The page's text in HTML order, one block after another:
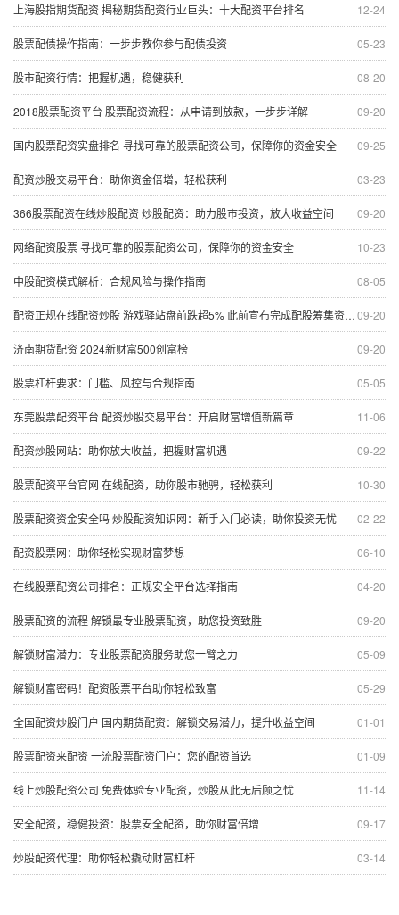
12-24
上海股指期货配资 揭秘期货配资行业巨头：十大配资平台排名
05-23
股票配债操作指南：一步步教你参与配债投资
08-20
股市配资行情：把握机遇，稳健获利
09-20
2018股票配资平台 股票配资流程：从申请到放款，一步步详解
09-25
国内股票配资实盘排名 寻找可靠的股票配资公司，保障你的资金安全
03-23
配资炒股交易平台：助你资金倍增，轻松获利
09-20
366股票配资在线炒股配资 炒股配资：助力股市投资，放大收益空间
10-23
网络配资股票 寻找可靠的股票配资公司，保障你的资金安全
08-05
中股配资模式解析：合规风险与操作指南
09-20
配资正规在线配资炒股 游戏驿站盘前跌超5% 此前宣布完成配股筹集资金21.4亿美元
09-20
济南期货配资 2024新财富500创富榜
05-05
股票杠杆要求：门槛、风控与合规指南
11-06
东莞股票配资平台 配资炒股交易平台：开启财富增值新篇章
09-22
配资炒股网站：助你放大收益，把握财富机遇
10-30
股票配资平台官网 在线配资，助你股市驰骋，轻松获利
02-22
股票配资资金安全吗 炒股配资知识网：新手入门必读，助你投资无忧
06-10
配资股票网：助你轻松实现财富梦想
04-20
在线股票配资公司排名：正规安全平台选择指南
09-20
股票配资的流程 解锁最专业股票配资，助您投资致胜
05-09
解锁财富潜力：专业股票配资服务助您一臂之力
05-29
解锁财富密码！配资股票平台助你轻松致富
01-01
全国配资炒股门户 国内期货配资：解锁交易潜力，提升收益空间
01-09
股票配资来配资 一流股票配资门户：您的配资首选
11-14
线上炒股配资公司 免费体验专业配资，炒股从此无后顾之忧
09-17
安全配资，稳健投资：股票安全配资，助你财富倍增
03-14
炒股配资代理：助你轻松撬动财富杠杆